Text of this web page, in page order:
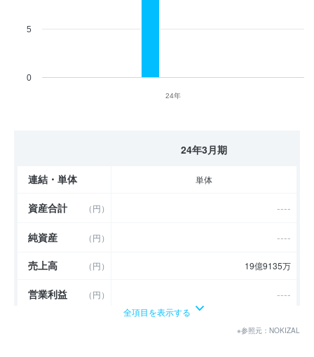
24年
0
5
24年3月期
連結・単体 単体
資産合計 （円） ----
純資産 （円）
----
売上高
（円） 19億9135万
営業利益 （円） ----
全項目を表示する
※参照元：NOKIZAL